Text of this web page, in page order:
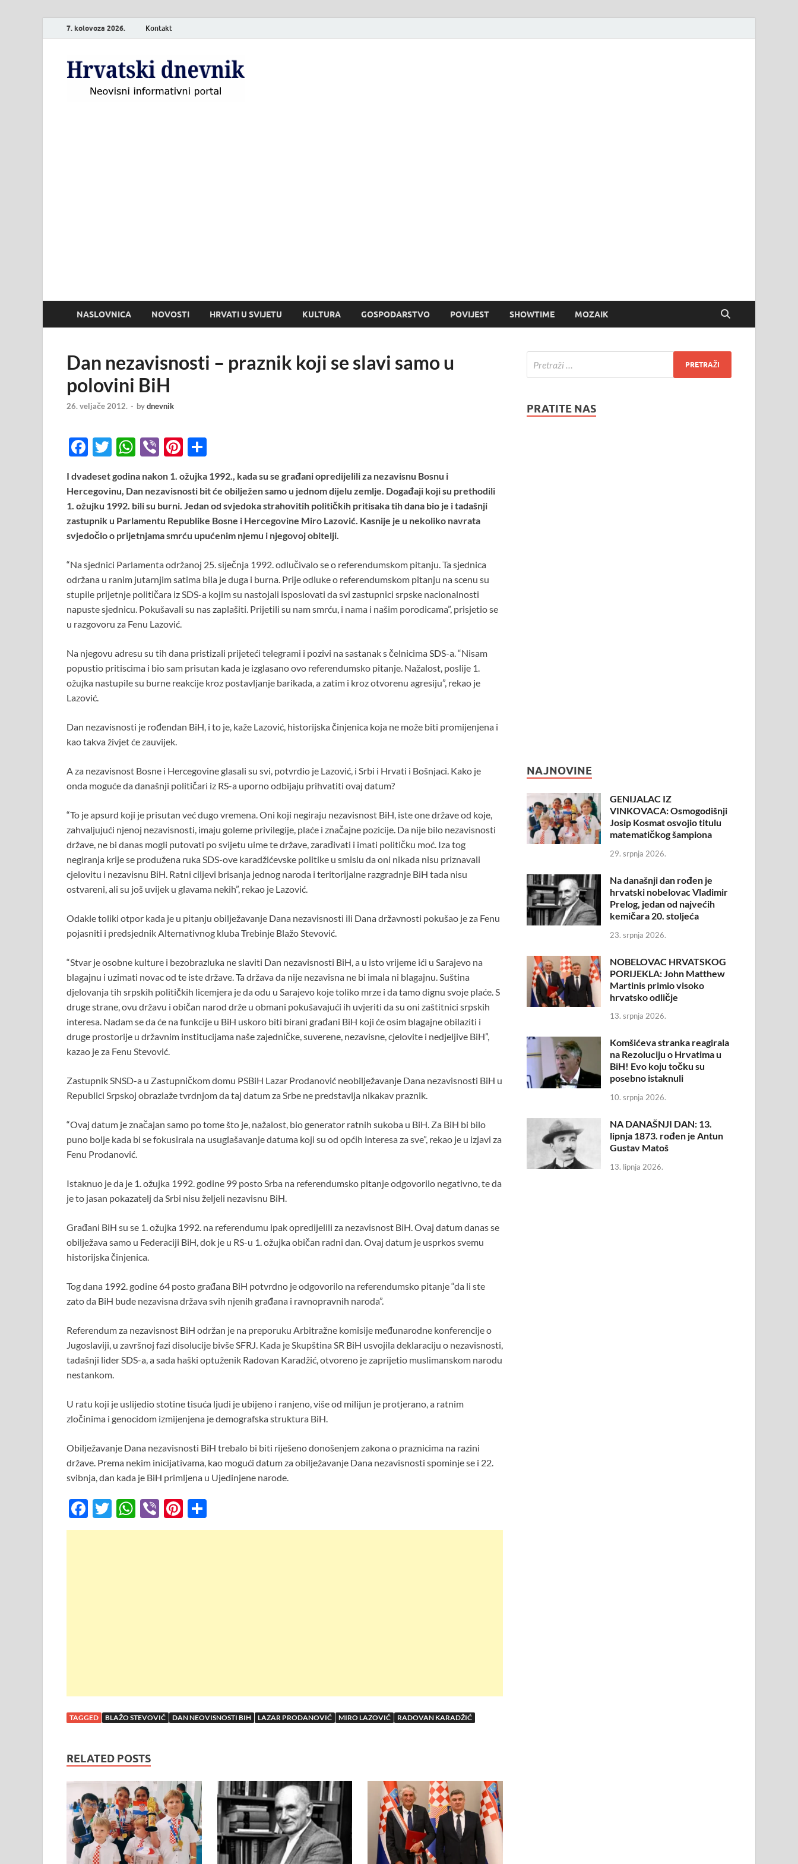
7. kolovoza 2026. Kontakt
NASLOVNICA NOVOSTI HRVATI U SVIJETU KULTURA GOSPODARSTVO POVIJEST SHOWTIME MOZAIK
Dan nezavisnosti – praznik koji se slavi samo u
polovini BiH
26. veljače 2012. - bydnevnik
F
e
b
o
o
k
T
itt
er
W
at
s
A
p
p
Vi
er
Pi
er
es
t
ar
e
I dvadeset godina nakon 1. ožujka 1992., kada su se građani opredijelili za nezavisnu Bosnu i
Hercegovinu, Dan nezavisnosti bit će obilježen samo u jednom dijelu zemlje. Događaji koji su prethodili
1. ožujku 1992. bili su burni. Jedan od svjedoka strahovitih političkih pritisaka tih dana bio je i tadašnji
zastupnik u Parlamentu Republike Bosne i Hercegovine Miro Lazović. Kasnije je u nekoliko navrata
svjedočio o prijetnjama smrću upućenim njemu i njegovoj obitelji.
“Na sjednici Parlamenta održanoj 25. siječnja 1992. odlučivalo se o referendumskom pitanju. Ta sjednica
održana u ranim jutarnjim satima bila je duga i burna. Prije odluke o referendumskom pitanju na scenu su
stupile prijetnje političara iz SDS-a kojim su nastojali isposlovati da svi zastupnici srpske nacionalnosti
napuste sjednicu. Pokušavali su nas zaplašiti. Prijetili su nam smrću, i nama i našim porodicama”, prisjetio se
u razgovoru za Fenu Lazović.
Na njegovu adresu su tih dana pristizali prijeteći telegrami i pozivi na sastanak s čelnicima SDS-a. “Nisam
popustio pritiscima i bio sam prisutan kada je izglasano ovo referendumsko pitanje. Nažalost, poslije 1.
ožujka nastupile su burne reakcije kroz postavljanje barikada, a zatim i kroz otvorenu agresiju”, rekao je
Lazović.
Dan nezavisnosti je rođendan BiH, i to je, kaže Lazović, historijska činjenica koja ne može biti promijenjena i
kao takva živjet će zauvijek.
A za nezavisnost Bosne i Hercegovine glasali su svi, potvrdio je Lazović, i Srbi i Hrvati i Bošnjaci. Kako je
onda moguće da današnji političari iz RS-a uporno odbijaju prihvatiti ovaj datum?
“To je apsurd koji je prisutan već dugo vremena. Oni koji negiraju nezavisnost BiH, iste one države od koje,
zahvaljujući njenoj nezavisnosti, imaju goleme privilegije, plaće i značajne pozicije. Da nije bilo nezavisnosti
države, ne bi danas mogli putovati po svijetu uime te države, zarađivati i imati političku moć. Iza tog
negiranja krije se produžena ruka SDS-ove karadžićevske politike u smislu da oni nikada nisu priznavali
cjelovitu i nezavisnu BiH. Ratni ciljevi brisanja jednog naroda i teritorijalne razgradnje BiH tada nisu
ostvareni, ali su još uvijek u glavama nekih”, rekao je Lazović.
Odakle toliki otpor kada je u pitanju obilježavanje Dana nezavisnosti ili Dana državnosti pokušao je za Fenu
pojasniti i predsjednik Alternativnog kluba Trebinje Blažo Stevović.
“Stvar je osobne kulture i bezobrazluka ne slaviti Dan nezavisnosti BiH, a u isto vrijeme ići u Sarajevo na
blagajnu i uzimati novac od te iste države. Ta država da nije nezavisna ne bi imala ni blagajnu. Suština
djelovanja tih srpskih političkih licemjera je da odu u Sarajevo koje toliko mrze i da tamo dignu svoje plaće. S
druge strane, ovu državu i običan narod drže u obmani pokušavajući ih uvjeriti da su oni zaštitnici srpskih
interesa. Nadam se da će na funkcije u BiH uskoro biti birani građani BiH koji će osim blagajne obilaziti i
druge prostorije u državnim institucijama naše zajedničke, suverene, nezavisne, cjelovite i nedjeljive BiH”,
kazao je za Fenu Stevović.
Zastupnik SNSD-a u Zastupničkom domu PSBiH Lazar Prodanović neobilježavanje Dana nezavisnosti BiH u
Republici Srpskoj obrazlaže tvrdnjom da taj datum za Srbe ne predstavlja nikakav praznik.
“Ovaj datum je značajan samo po tome što je, nažalost, bio generator ratnih sukoba u BiH. Za BiH bi bilo
puno bolje kada bi se fokusirala na usuglašavanje datuma koji su od općih interesa za sve”, rekao je u izjavi za
Fenu Prodanović.
Istaknuo je da je 1. ožujka 1992. godine 99 posto Srba na referendumsko pitanje odgovorilo negativno, te da
je to jasan pokazatelj da Srbi nisu željeli nezavisnu BiH.
Građani BiH su se 1. ožujka 1992. na referendumu ipak opredijelili za nezavisnost BiH. Ovaj datum danas se
obilježava samo u Federaciji BiH, dok je u RS-u 1. ožujka običan radni dan. Ovaj datum je usprkos svemu
historijska činjenica.
Tog dana 1992. godine 64 posto građana BiH potvrdno je odgovorilo na referendumsko pitanje “da li ste
zato da BiH bude nezavisna država svih njenih građana i ravnopravnih naroda”.
Referendum za nezavisnost BiH održan je na preporuku Arbitražne komisije međunarodne konferencije o
Jugoslaviji, u završnoj fazi disolucije bivše SFRJ. Kada je Skupština SR BiH usvojila deklaraciju o nezavisnosti,
tadašnji lider SDS-a, a sada haški optuženik Radovan Karadžić, otvoreno je zaprijetio muslimanskom narodu
nestankom.
U ratu koji je uslijedio stotine tisuća ljudi je ubijeno i ranjeno, više od milijun je protjerano, a ratnim
zločinima i genocidom izmijenjena je demografska struktura BiH.
Obilježavanje Dana nezavisnosti BiH trebalo bi biti riješeno donošenjem zakona o praznicima na razini
države. Prema nekim inicijativama, kao mogući datum za obilježavanje Dana nezavisnosti spominje se i 22.
svibnja, dan kada je BiH primljena u Ujedinjene narode.
F
ac
T
w
W
h
Vi
b
Pi
nt h
TAGGED BLAŽO STEVOVIĆ DAN NEOVISNOSTI BIH LAZAR PRODANOVIĆ MIRO LAZOVIĆ RADOVAN KARADŽIĆ
RELATED POSTS
PRATITE NAS
NAJNOVINE
GENIJALAC IZ
VINKOVACA: Osmogodišnji
Josip Kosmat osvojio titulu
matematičkog šampiona
29. srpnja 2026.
Na današnji dan rođen je
hrvatski nobelovac Vladimir
Prelog, jedan od najvećih
kemičara 20. stoljeća
23. srpnja 2026.
NOBELOVAC HRVATSKOG
PORIJEKLA: John Matthew
Martinis primio visoko
hrvatsko odličje
13. srpnja 2026.
Komšićeva stranka reagirala
na Rezoluciju o Hrvatima u
BiH! Evo koju točku su
posebno istaknuli
10. srpnja 2026.
NA DANAŠNJI DAN: 13.
lipnja 1873. rođen je Antun
Gustav Matoš
13. lipnja 2026.